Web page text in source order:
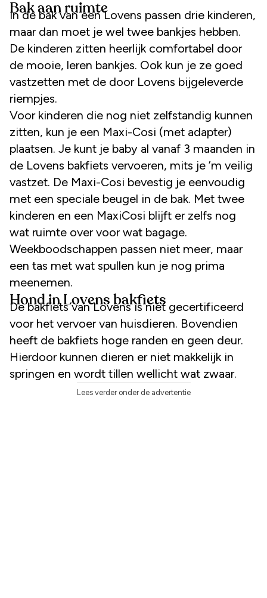
Bak aan ruimte
In de bak van een Lovens passen drie kinderen,
maar dan moet je wel twee bankjes hebben.
De kinderen zitten heerlijk comfortabel door
de mooie, leren bankjes. Ook kun je ze goed
vastzetten met de door Lovens bijgeleverde
riempjes.
Voor kinderen die nog niet zelfstandig kunnen
zitten, kun je een Maxi-Cosi (met adapter)
plaatsen. Je kunt je baby al vanaf 3 maanden in
de Lovens bakfiets vervoeren, mits je ’m veilig
vastzet. De Maxi-Cosi bevestig je eenvoudig
met een speciale beugel in de bak. Met twee
kinderen en een MaxiCosi blijft er zelfs nog
wat ruimte over voor wat bagage.
Weekboodschappen passen niet meer, maar
een tas met wat spullen kun je nog prima
meenemen.
Hond in Lovens bakfiets
De bakfiets van Lovens is niet gecertificeerd
voor het vervoer van huisdieren. Bovendien
heeft de bakfiets hoge randen en geen deur.
Hierdoor kunnen dieren er niet makkelijk in
springen en wordt tillen wellicht wat zwaar.
Lees verder onder de advertentie